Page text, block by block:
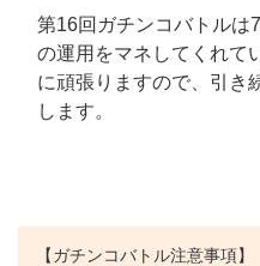
第16回ガチンコバトルは
の運用をマネしてくれて
に頑張りますので、引き
します。
【ガチンコバトル注意事項】